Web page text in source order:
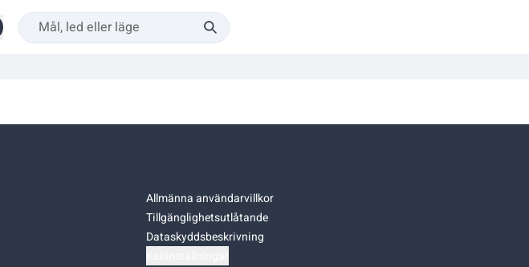
Allmänna användarvillkor
Tillgänglighetsutlåtande
Dataskyddsbeskrivning